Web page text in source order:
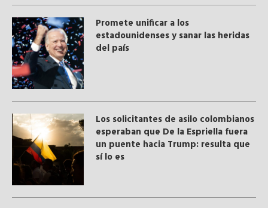
Promete unificar a los
estadounidenses y sanar las heridas
del país
Los solicitantes de asilo colombianos
esperaban que De la Espriella fuera
un puente hacia Trump: resulta que
sí lo es